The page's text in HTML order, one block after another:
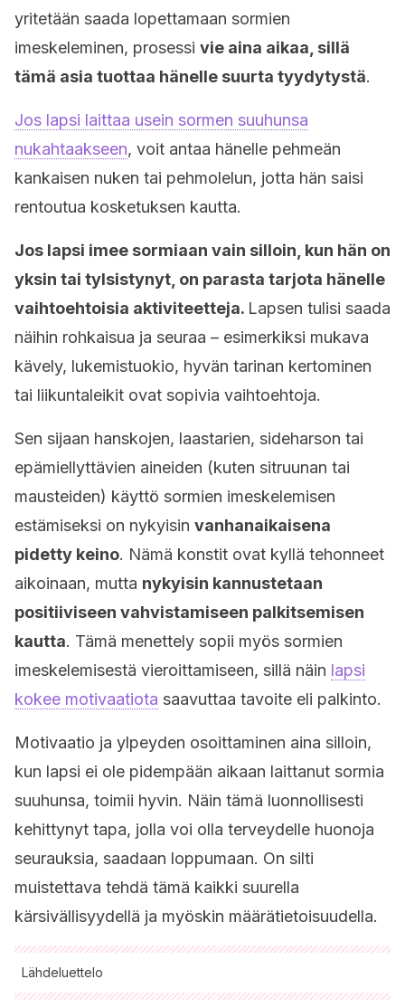
yritetään saada lopettamaan sormien
imeskeleminen, prosessi vie aina aikaa, sillä
tämä asia tuottaa hänelle suurta tyydytystä.
Jos lapsi laittaa usein sormen suuhunsa
nukahtaakseen, voit antaa hänelle pehmeän
kankaisen nuken tai pehmolelun, jotta hän saisi
rentoutua kosketuksen kautta.
Jos lapsi imee sormiaan vain silloin, kun hän on
yksin tai tylsistynyt, on parasta tarjota hänelle
vaihtoehtoisia aktiviteetteja. Lapsen tulisi saada
näihin rohkaisua ja seuraa – esimerkiksi mukava
kävely, lukemistuokio, hyvän tarinan kertominen
tai liikuntaleikit ovat sopivia vaihtoehtoja.
Sen sijaan hanskojen, laastarien, sideharson tai
epämiellyttävien aineiden (kuten sitruunan tai
mausteiden) käyttö sormien imeskelemisen
estämiseksi on nykyisin vanhanaikaisena
pidetty keino. Nämä konstit ovat kyllä tehonneet
aikoinaan, mutta nykyisin kannustetaan
positiiviseen vahvistamiseen palkitsemisen
kautta. Tämä menettely sopii myös sormien
imeskelemisestä vieroittamiseen, sillä näin lapsi
kokee motivaatiota saavuttaa tavoite eli palkinto.
Motivaatio ja ylpeyden osoittaminen aina silloin,
kun lapsi ei ole pidempään aikaan laittanut sormia
suuhunsa, toimii hyvin. Näin tämä luonnollisesti
kehittynyt tapa, jolla voi olla terveydelle huonoja
seurauksia, saadaan loppumaan. On silti
muistettava tehdä tämä kaikki suurella
kärsivällisyydellä ja myöskin määrätietoisuudella.
Lähdeluettelo
Kaikki lainatut lähteet tarkistettiin perusteellisesti tiimimme